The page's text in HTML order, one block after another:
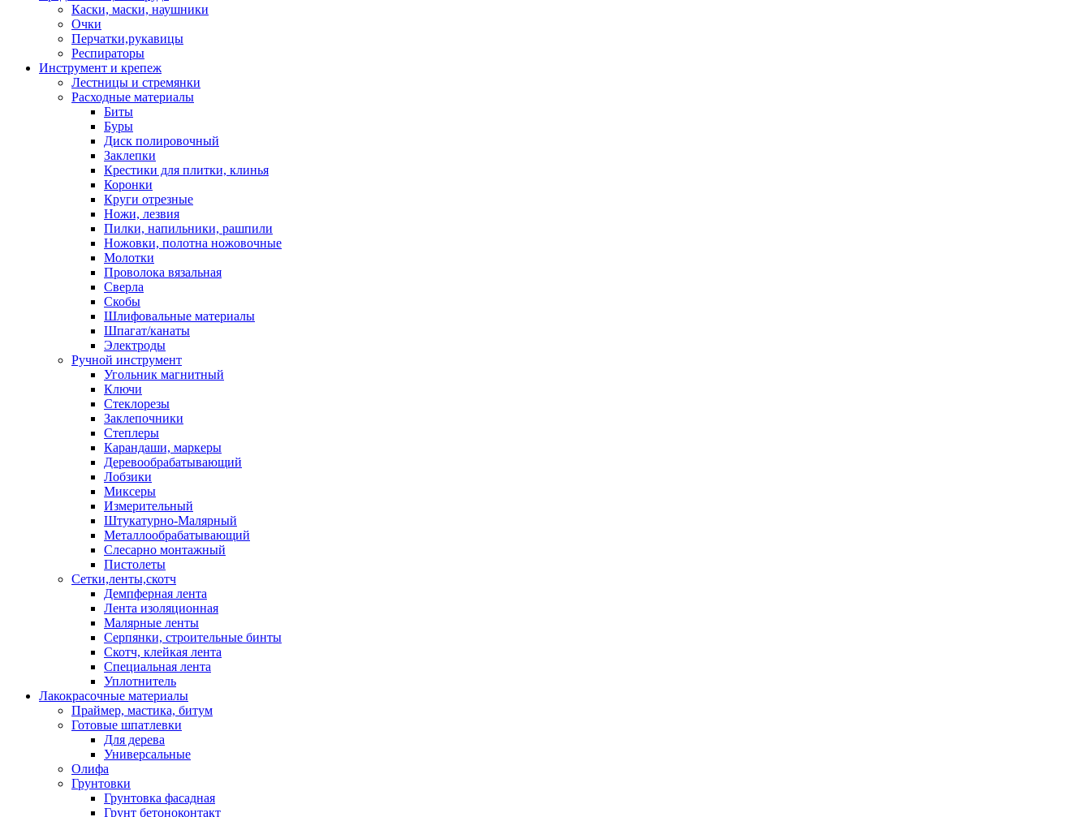
Каски, маски, наушники
Очки
Перчатки,рукавицы
Респираторы
Инструмент и крепеж
Лестницы и стремянки
Расходные материалы
Биты
Буры
Диск полировочный
Заклепки
Крестики для плитки, клинья
Коронки
Круги отрезные
Ножи, лезвия
Пилки, напильники, рашпили
Ножовки, полотна ножовочные
Молотки
Проволока вязальная
Сверла
Скобы
Шлифовальные материалы
Шпагат/канаты
Электроды
Ручной инструмент
Угольник магнитный
Ключи
Стеклорезы
Заклепочники
Степлеры
Карандаши, маркеры
Деревообрабатывающий
Лобзики
Миксеры
Измерительный
Штукатурно-Малярный
Металлообрабатывающий
Слесарно монтажный
Пистолеты
Сетки,ленты,скотч
Демпферная лента
Лента изоляционная
Малярные ленты
Серпянки, строительные бинты
Скотч, клейкая лента
Специальная лента
Уплотнитель
Лакокрасочные материалы
Праймер, мастика, битум
Готовые шпатлевки
Для дерева
Универсальные
Олифа
Грунтовки
Грунтовка фасадная
Грунт бетоноконтакт